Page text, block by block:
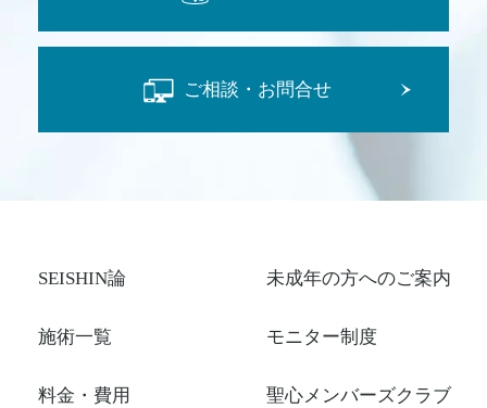
ご相談・お問合せ
SEISHIN論
施術一覧
料金・費用
未成年の方へのご案内
モニター制度
聖心メンバーズクラブ